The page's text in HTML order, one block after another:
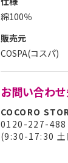
綿100％
販売元
COSPA(コスパ)
お問い合わ
COCORO
0120-227-488
(9:30-17:30 土